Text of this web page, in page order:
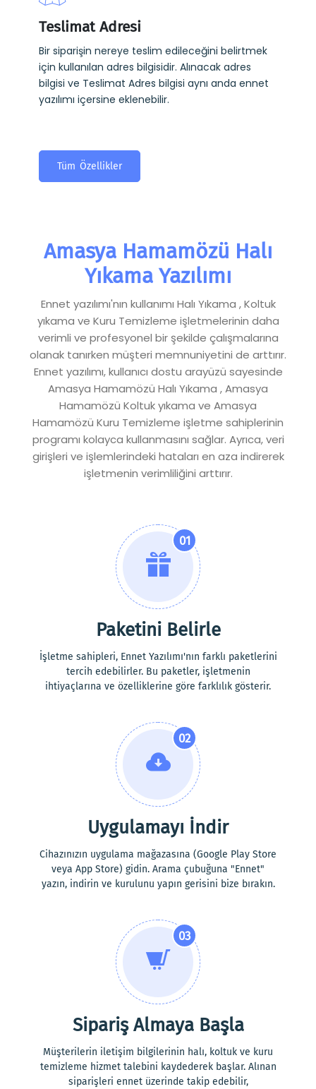
Teslimat Adresi
Bir siparişin nereye teslim edileceğini belirtmek
için kullanılan adres bilgisidir. Alınacak adres
bilgisi ve Teslimat Adres bilgisi aynı anda ennet
yazılımı içersine eklenebilir.
Tüm Özellikler
Amasya Hamamözü Halı
Yıkama Yazılımı
Ennet yazılımı'nın kullanımı Halı Yıkama , Koltuk
yıkama ve Kuru Temizleme işletmelerinin daha
verimli ve profesyonel bir şekilde çalışmalarına
olanak tanırken müşteri memnuniyetini de arttırır.
Ennet yazılımı, kullanıcı dostu arayüzü sayesinde
Amasya Hamamözü Halı Yıkama , Amasya
Hamamözü Koltuk yıkama ve Amasya
Hamamözü Kuru Temizleme işletme sahiplerinin
programı kolayca kullanmasını sağlar. Ayrıca, veri
girişleri ve işlemlerindeki hataları en aza indirerek
işletmenin verimliliğini arttırır.
01
Paketini Belirle
İşletme sahipleri, Ennet Yazılımı'nın farklı paketlerini
tercih edebilirler. Bu paketler, işletmenin
ihtiyaçlarına ve özelliklerine göre farklılık gösterir.
02
Uygulamayı İndir
Cihazınızın uygulama mağazasına (Google Play Store
veya App Store) gidin. Arama çubuğuna "Ennet"
yazın, indirin ve kurulunu yapın gerisini bize bırakın.
03
Sipariş Almaya Başla
Müşterilerin iletişim bilgilerinin halı, koltuk ve kuru
temizleme hizmet talebini kaydederek başlar. Alınan
siparişleri ennet üzerinde takip edebilir,